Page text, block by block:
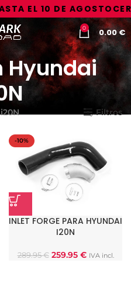
EL 10 DE AGOSTO
0 0.00€
Hyundai
Filtros
-10%
INLET FORGE PARA HYUNDAI
I20N
289.95€ 259.95 € IVA incl.